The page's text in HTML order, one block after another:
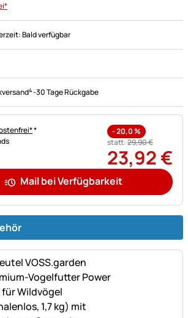
Bald verfügbar
4-30 Tage Rückgabe
*
-20,0%
statt:29,90€
23,92€
Mail bei Verfügbarkeit